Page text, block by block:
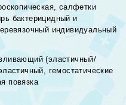
салфетки
бактерицидный и
индивидуальный
(эластичный/
гемостатические
повязка